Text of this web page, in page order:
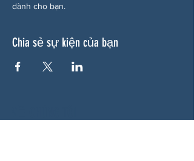
dành cho bạn.
Chia sẻ sự kiện của bạn